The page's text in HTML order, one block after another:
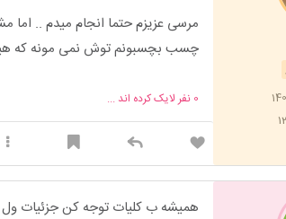
چسب بچسبونم توش نمی مونه که هیچ
0 نفر لایک کرده اند ...
همیشه ب کلیات توجه کن جزئیات